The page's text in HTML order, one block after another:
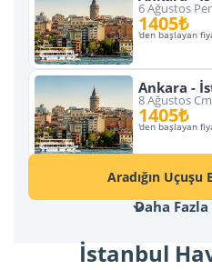
6 Ağustos Per
1405₺
'den başlayan
Ankara -
8 Ağustos
1405₺
'den başlayan
Daha
Aradığın Uçuşu
İstanbul